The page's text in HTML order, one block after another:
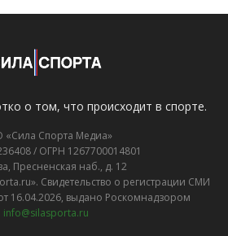
о том, что происходит в спорте.
Спорта Медиа»
/ ОГРН 1267700014801
Пресненская наб., д. 12
Свидетельство о регистрации СМИ
16.04.2026, выдано Роскомнадзором
info@silasporta.ru